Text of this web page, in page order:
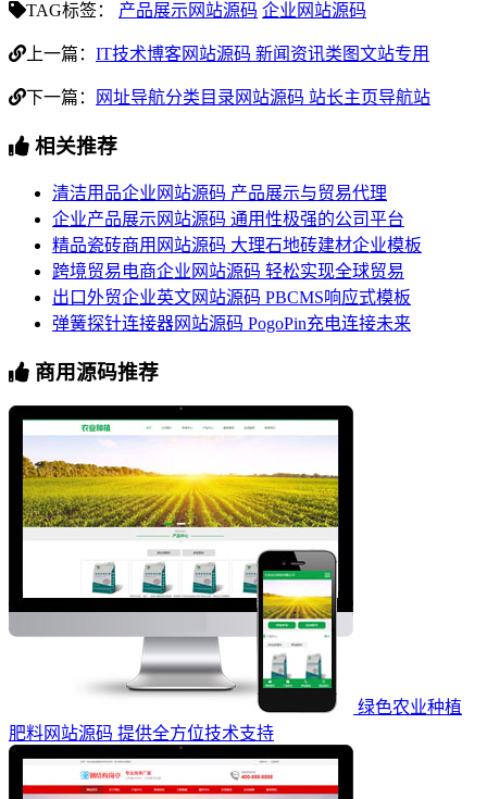
TAG标签： 产品展示网站源码 企业网站源码
上一篇： IT技术博客网站源码 新闻资讯类图文站专用
下一篇： 网址导航分类目录网站源码 站长主页导航站
相关推荐
清洁用品企业网站源码 产品展示与贸易代理
企业产品展示网站源码 通用性极强的公司平台
精品瓷砖商用网站源码 大理石地砖建材企业模板
跨境贸易电商企业网站源码 轻松实现全球贸易
出口外贸企业英文网站源码 PBCMS响应式模板
弹簧探针连接器网站源码 PogoPin充电连接未来
商用源码推荐
绿色农业种植
肥料网站源码 提供全方位技术支持